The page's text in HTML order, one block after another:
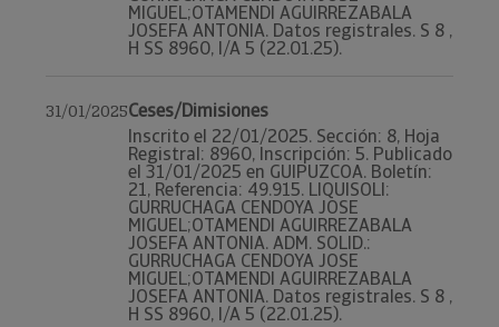
MIGUEL;OTAMENDI AGUIRREZABALA
JOSEFA ANTONIA. Datos registrales. S 8 ,
H SS 8960, I/A 5 (22.01.25).
31/01/2025Ceses/Dimisiones
Inscrito el 22/01/2025. Sección: 8, Hoja
Registral: 8960, Inscripción: 5. Publicado
el 31/01/2025 en GUIPUZCOA. Boletín:
21, Referencia: 49.915. LIQUISOLI:
GURRUCHAGA CENDOYA JOSE
MIGUEL;OTAMENDI AGUIRREZABALA
JOSEFA ANTONIA. ADM. SOLID.:
GURRUCHAGA CENDOYA JOSE
MIGUEL;OTAMENDI AGUIRREZABALA
JOSEFA ANTONIA. Datos registrales. S 8 ,
H SS 8960, I/A 5 (22.01.25).